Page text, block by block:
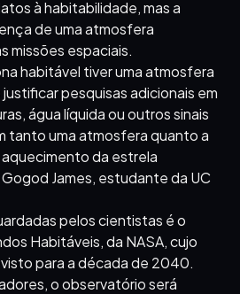
à habitabilidade, mas a
de uma atmosfera
missões espaciais.
habitável tiver uma atmosfera
pesquisas adicionais em
água líquida ou outros sinais
tanto uma atmosfera quanto a
da estrela
James, estudante da UC
pelos cientistas é o
Habitáveis, da NASA, cujo
para a década de 2040.
o observatório será